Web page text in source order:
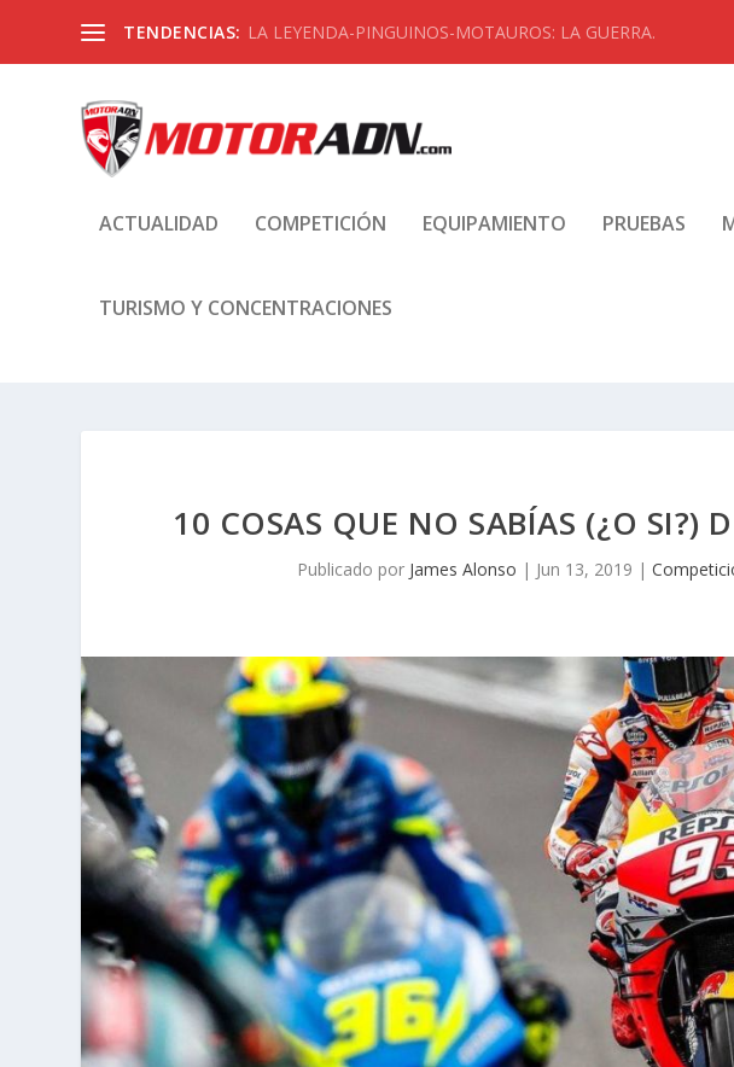
TENDENCIAS: LA LEYENDA-PINGUINOS-MOTAUROS: LA GUERRA.
ACTUALIDAD COMPETICIÓN EQUIPAMIENTO PRUEBAS
TURISMO Y CONCENTRACIONES
10 COSAS QUE NO SABÍAS (¿O SI?)
Publicado por James Alonso | Jun 13, 2019 |